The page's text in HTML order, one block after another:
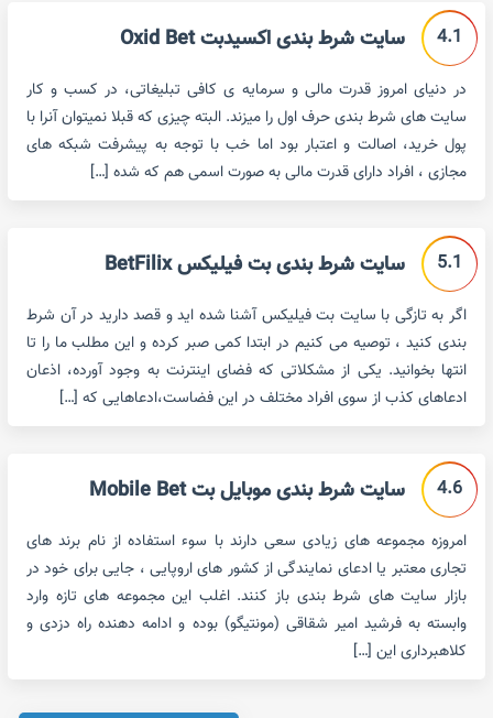
4.1 سایت شرط بندی اکسیدبت Oxid Bet
در دنیای امروز قدرت مالی و سرمایه ی کافی تبلیغاتی، در کسب و کار
سایت های شرط بندی حرف اول را میزند. البته چیزی که قبلا نمیتوان آنرا با
پول خرید، اصالت و اعتبار بود اما خب با توجه به پیشرفت شبکه های
مجازی ، افراد دارای قدرت مالی به صورت اسمی هم که شده […]
5.1 سایت شرط بندی بت فیلیکس BetFilix
اگر به تازگی با سایت بت فیلیکس آشنا شده اید و قصد دارید در آن شرط
بندی کنید ، توصیه می کنیم در ابتدا کمی صبر کرده و این مطلب ما را تا
انتها بخوانید. یکی از مشکلاتی که فضای اینترنت به وجود آورده، اذعان
ادعاهای کذب از سوی افراد مختلف در این فضاست،ادعاهایی که […]
4.6 سایت شرط بندی موبایل بت Mobile Bet
امروزه مجموعه های زیادی سعی دارند با سوء استفاده از نام برند های
تجاری معتبر یا ادعای نمایندگی از کشور های اروپایی ، جایی برای خود در
بازار سایت های شرط بندی باز کنند. اغلب این مجموعه های تازه وارد
وابسته به فرشید امیر شقاقی (مونتیگو) بوده و ادامه دهنده راه دزدی و
کلاهبرداری این […]